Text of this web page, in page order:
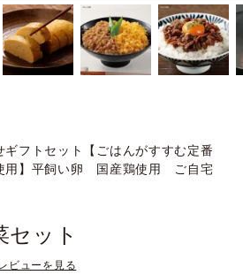
フトセット【ごはんがすすむ定番
用】平飼い卵 国産鶏使用 ご自宅
セット
ビューを見る